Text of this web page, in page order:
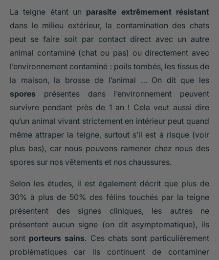
La teigne étant un parasite extrêmement résistant
dans le milieu extérieur, la contamination des chats
peut se faire soit par contact direct avec un autre
animal contaminé (chat ou pas) ou directement avec
l’environnement contaminé : poils tombés, les tissus de
la maison, la brosse de l’animal … On dit que les
spores présentes dans l’environnement peuvent
survivre pendant près de 1 an ! Cela veut aussi dire
qu’un animal vivant strictement en intérieur peut quand
même attraper la teigne, surtout s’il est à risque (voir
plus bas), car nous pouvons ramener chez nous des
spores sur nos vêtements et nos chaussures.
Selon les études, il est également décrit que plus de
30% à plus de 50% des félins touchés par la teigne
présentent des signes cliniques, les autres ne
présentent aucun signe (on dit asymptomatique), ils
sont porteurs sains. Ces chats sont particulièrement
problématiques car ils continuent de contaminer